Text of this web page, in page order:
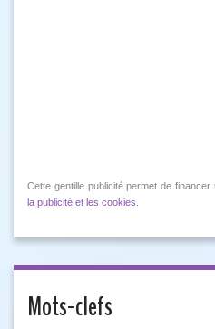
Cette gentille publicité permet de financer
la publicité et les cookies
Mots-clefs